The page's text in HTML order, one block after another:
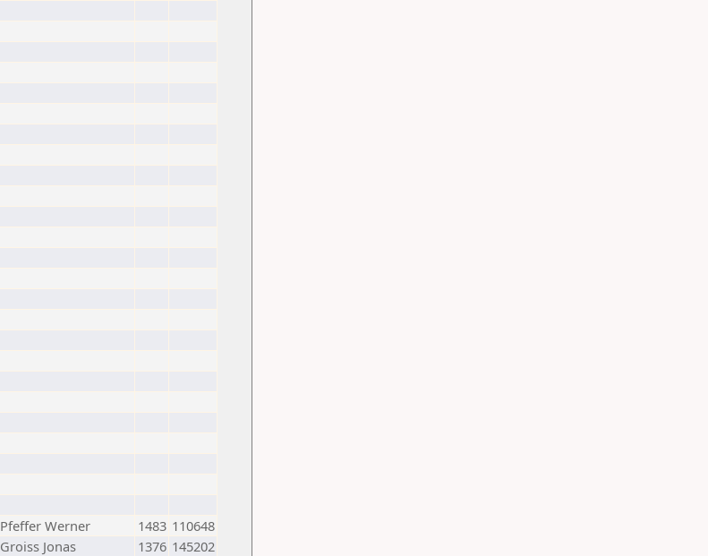
Pfeffer Werner 1483 110648
Groiss Jonas 1376 145202